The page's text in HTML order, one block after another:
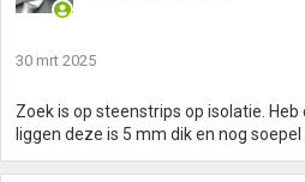
30 mrt 2025
Zoek is op steenstrips op isolatie.
liggen deze is 5 mm dik en nog soepel